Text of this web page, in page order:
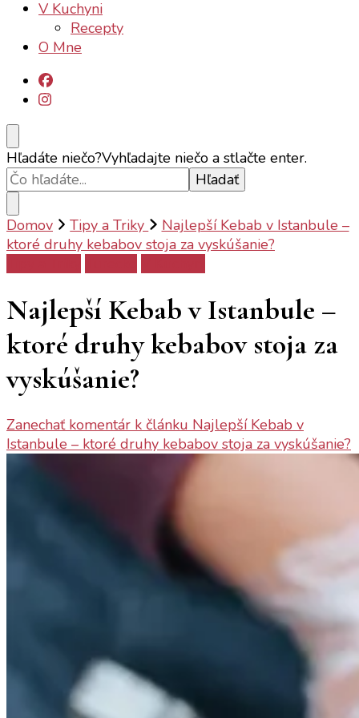
V Kuchyni
Recepty
O Mne
Hľadáte niečo?Vyhľadajte niečo a stlačte enter.
Domov Tipy a Triky
Najlepší Kebab v Istanbule –
ktoré druhy kebabov stoja za vyskúšanie?
Najlepší Kebab v Istanbule –
ktoré druhy kebabov stoja za
vyskúšanie?
Zanechať komentár k článku Najlepší Kebab v
Istanbule – ktoré druhy kebabov stoja za vyskúšanie?